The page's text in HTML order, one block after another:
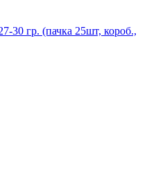
30 гр. (пачка 25шт, короб.,